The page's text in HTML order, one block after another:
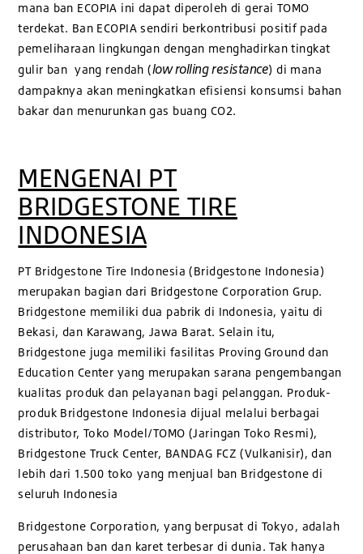
mana ban ECOPIA ini dapat diperoleh di gerai TOMO
terdekat. Ban ECOPIA sendiri berkontribusi positif pada
pemeliharaan lingkungan dengan menghadirkan tingkat
gulir ban yang rendah (low rolling resistance) di mana
dampaknya akan meningkatkan efisiensi konsumsi bahan
bakar dan menurunkan gas buang CO2.
MENGENAI PT
BRIDGESTONE TIRE
INDONESIA
PT Bridgestone Tire Indonesia (Bridgestone Indonesia)
merupakan bagian dari Bridgestone Corporation Grup.
Bridgestone memiliki dua pabrik di Indonesia, yaitu di
Bekasi, dan Karawang, Jawa Barat. Selain itu,
Bridgestone juga memiliki fasilitas Proving Ground dan
Education Center yang merupakan sarana pengembangan
kualitas produk dan pelayanan bagi pelanggan. Produk-
produk Bridgestone Indonesia dijual melalui berbagai
distributor, Toko Model/TOMO (Jaringan Toko Resmi),
Bridgestone Truck Center, BANDAG FCZ (Vulkanisir), dan
lebih dari 1.500 toko yang menjual ban Bridgestone di
seluruh Indonesia
Bridgestone Corporation, yang berpusat di Tokyo, adalah
perusahaan ban dan karet terbesar di dunia. Tak hanya